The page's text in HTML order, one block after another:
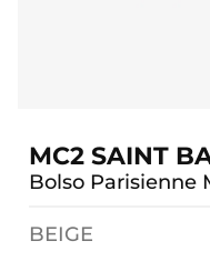
MC2 SAINT
Bolso Parisienne
BEIGE